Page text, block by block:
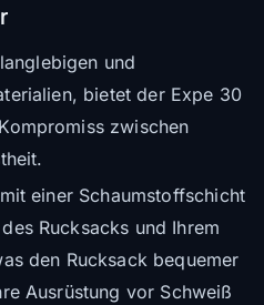
und
bietet der Expe 30
zwischen
einer Schaumstoffschicht
Rucksacks und Ihrem
den Rucksack bequemer
Ausrüstung vor Schweiß